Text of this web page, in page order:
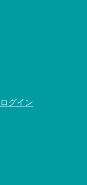
ログイン